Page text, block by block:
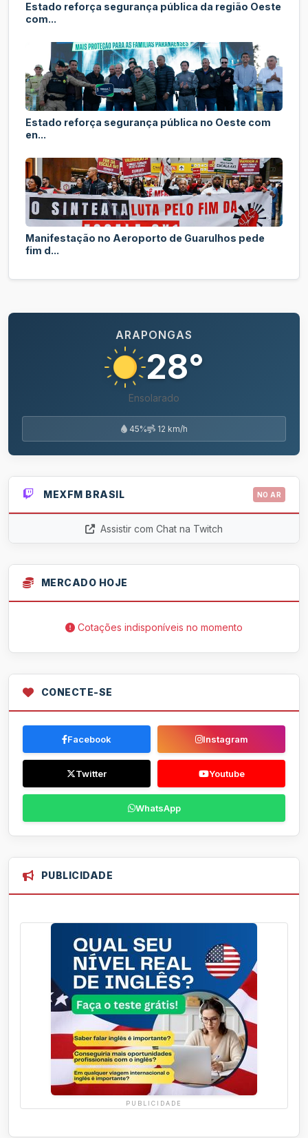
Estado reforça segurança pública da região Oeste
com...
Estado reforça segurança pública no Oeste com
en...
Manifestação no Aeroporto de Guarulhos pede
fim d...
ARAPONGAS
28°
Ensolarado
45% 12 km/h
MEXFM BRASIL NO AR
Assistir com Chat na Twitch
MERCADO HOJE
Cotações indisponíveis no momento
CONECTE-SE
Facebook Instagram
Twitter Youtube
WhatsApp
PUBLICIDADE
PUBLICIDADE